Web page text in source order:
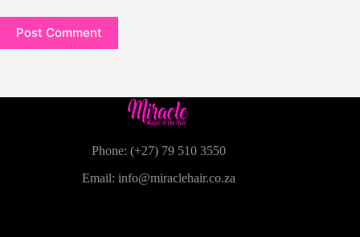
Post Comment
Phone: (+27) 79 510 3550
Email: info@miraclehair.co.za